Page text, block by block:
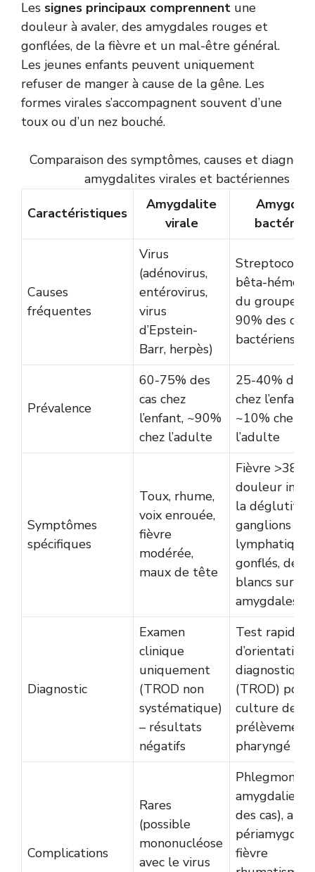
Les signes principaux comprennent une
douleur à avaler, des amygdales rouges et
gonflées, de la fièvre et un mal-être général.
Les jeunes enfants peuvent uniquement
refuser de manger à cause de la gêne. Les
formes virales s’accompagnent souvent d’une
toux ou d’un nez bouché.
Comparaison des symptômes, causes et
amygdalites virales et bactériennes
Caractéristiques
Amygdalite
virale
Causes
fréquentes
Virus
(adénovirus,
entérovirus,
virus
d’Epstein-
Barr, herpès)
bêta-
du groupe A
90% des cas
bactériens)
Prévalence
60-75% des
cas chez
l’enfant, ~90%
chez l’adulte
25-40% des
chez l’enfant,
~10% chez
l’adulte
Symptômes
spécifiques
Toux, rhume,
voix enrouée,
fièvre
modérée,
maux de tête
Fièvre >38°C,
douleur
la
ganglions
lymphatiques
gonflés,
blancs sur les
amygdales
Diagnostic
Examen
clinique
uniquement
(TROD non
systématique)
– résultats
négatifs
Test rapide
d’orientation
diagnostique
(TROD)
culture de
prélèvement
pharyngé
Complications
Rares
(possible
mononucléose
avec le virus
Phlegmon
amygdalien
des cas),
fièvre